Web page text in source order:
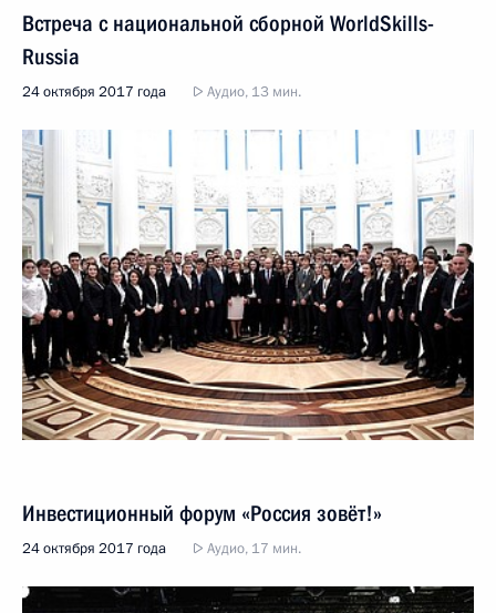
Встреча с национальной сборной WorldSkills-
Russia
24 октября 2017 года Аудио, 13 мин.
Инвестиционный форум «Россия зовёт!»
24 октября 2017 года Аудио, 17 мин.